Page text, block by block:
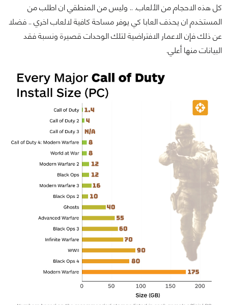
كل هذه الاحجام من الألعاب. .. وليس من المنطقي ان اطلب من
المستخدم ان يحذف العابا كي يوفر مساحة كافية لالعاب اخري .. فضلا
عن ذلك فإن الاعمار الافتراضية لتلك الوحدات قصيرة ونسبة فقد
البيانات منها أعلي.